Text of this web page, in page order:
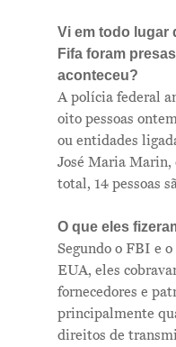
Vi em todo lugar
Fifa foram
aconteceu?
A polícia federal
oito pessoas
ou entidades
José Maria Marin,
total, 14 pessoas
O que eles
Segundo o FBI e
EUA, eles
fornecedores e
principalmente
direitos de